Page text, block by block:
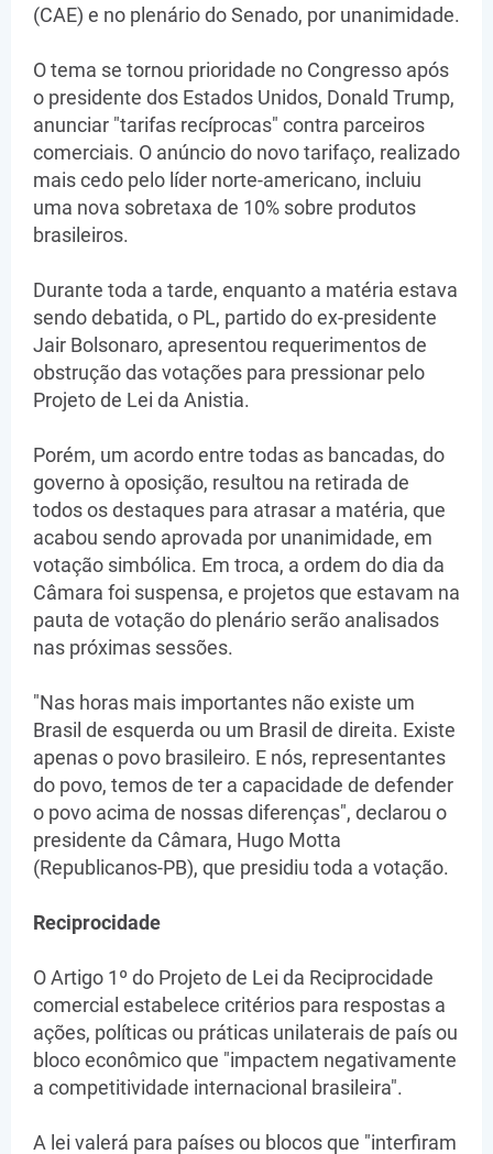
(CAE) e no plenário do Senado, por unanimidade.
O tema se tornou prioridade no Congresso após
o presidente dos Estados Unidos, Donald Trump,
anunciar "tarifas recíprocas" contra parceiros
comerciais. O anúncio do novo tarifaço, realizado
mais cedo pelo líder norte-americano, incluiu
uma nova sobretaxa de 10% sobre produtos
brasileiros.
Durante toda a tarde, enquanto a matéria estava
sendo debatida, o PL, partido do ex-presidente
Jair Bolsonaro, apresentou requerimentos de
obstrução das votações para pressionar pelo
Projeto de Lei da Anistia.
Porém, um acordo entre todas as bancadas, do
governo à oposição, resultou na retirada de
todos os destaques para atrasar a matéria, que
acabou sendo aprovada por unanimidade, em
votação simbólica. Em troca, a ordem do dia da
Câmara foi suspensa, e projetos que estavam na
pauta de votação do plenário serão analisados
nas próximas sessões.
"Nas horas mais importantes não existe um
Brasil de esquerda ou um Brasil de direita. Existe
apenas o povo brasileiro. E nós, representantes
do povo, temos de ter a capacidade de defender
o povo acima de nossas diferenças", declarou o
presidente da Câmara, Hugo Motta
(Republicanos-PB), que presidiu toda a votação.
Reciprocidade
O Artigo 1º do Projeto de Lei da Reciprocidade
comercial estabelece critérios para respostas a
ações, políticas ou práticas unilaterais de país ou
bloco econômico que "impactem negativamente
a competitividade internacional brasileira".
A lei valerá para países ou blocos que "interfiram